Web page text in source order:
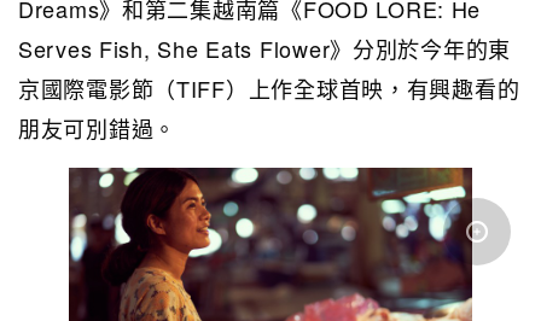
Dreams》和第二集越南篇《FOOD LORE: He
Serves Fish, She Eats Flower》分別於今年的東
京國際電影節（TIFF）上作全球首映，有興趣看的
朋友可別錯過。